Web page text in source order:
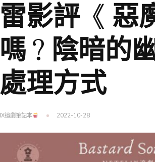
影評《 惡
？陰暗的
理方式
追劇筆記本 2022-10-28